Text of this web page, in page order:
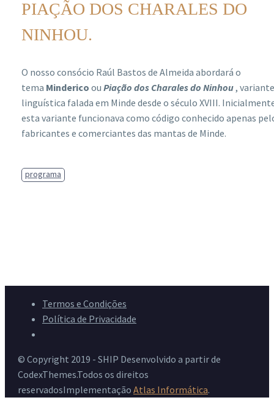
PIAÇÃO DOS CHARALES DO
NINHOU.
O nosso consócio Raúl Bastos de Almeida abordará o
tema Minderico ou Piação dos Charales do Ninhou, variante
linguística falada em Minde desde o século XVIII.
esta variante funcionava como código conhecido apenas
fabricantes e comerciantes das mantas de Minde.
programa
Termos e Condições
Política de Privacidade
© Copyright 2019 - SHIP Desenvolvido a partir de
CodexThemes.Todos os direitos
reservadosImplementação Atlas Informática.